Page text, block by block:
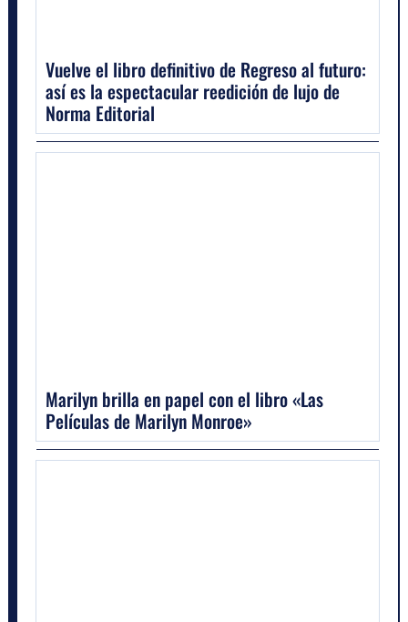
Vuelve el libro definitivo de Regreso al futuro:
así es la espectacular reedición de lujo de
Norma Editorial
Marilyn brilla en papel con el libro «Las
Películas de Marilyn Monroe»